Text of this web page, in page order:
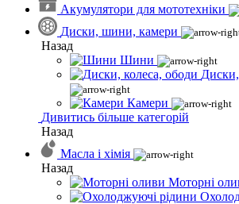
Акумулятори для мототехніки
Диски, шини, камери
Назад
Шини
Камери
Дивитись більше категорій
Назад
Масла і хімія
Назад
Моторні